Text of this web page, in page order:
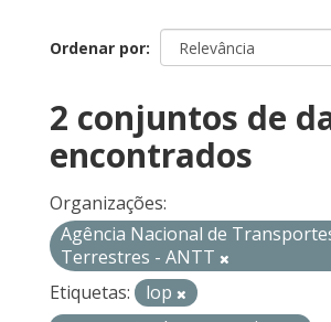
Ordenar por
2 conjuntos de
encontrados
Organizações:
Agência Nacional de
Terrestres - ANTT
Etiquetas:
lop